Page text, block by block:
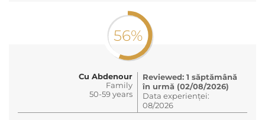
56%
Cu Abdenour
Family
50-59 years
Reviewed: 1 săptămână
în urmă (02/08/2026)
Data experienței:
08/2026